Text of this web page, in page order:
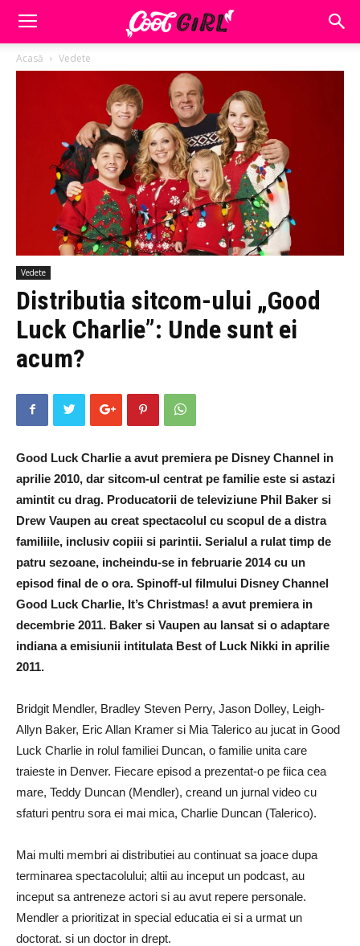
Acasă Vedete
Vedete
Distributia sitcom-ului „Good
Luck Charlie”: Unde sunt ei
acum?
Good Luck Charlie a avut premiera pe Disney Channel in
aprilie 2010, dar sitcom-ul centrat pe familie este si astazi
amintit cu drag. Producatorii de televiziune Phil Baker si
Drew Vaupen au creat spectacolul cu scopul de a distra
familiile, inclusiv copiii si parintii. Serialul a rulat timp de
patru sezoane, incheindu-se in februarie 2014 cu un
episod final de o ora. Spinoff-ul filmului Disney Channel
Good Luck Charlie, It’s Christmas! a avut premiera in
decembrie 2011. Baker si Vaupen au lansat si o adaptare
indiana a emisiunii intitulata Best of Luck Nikki in aprilie
2011.
Bridgit Mendler, Bradley Steven Perry, Jason Dolley, Leigh-
Allyn Baker, Eric Allan Kramer si Mia Talerico au jucat in Good
Luck Charlie in rolul familiei Duncan, o familie unita care
traieste in Denver. Fiecare episod a prezentat-o ​​pe fiica cea
mare, Teddy Duncan (Mendler), creand un jurnal video cu
sfaturi pentru sora ei mai mica, Charlie Duncan (Talerico).
Mai multi membri ai distributiei au continuat sa joace dupa
terminarea spectacolului; altii au inceput un podcast, au
inceput sa antreneze actori si au avut repere personale.
Mendler a prioritizat in special educatia ei si a urmat un
doctorat. si un doctor in drept.